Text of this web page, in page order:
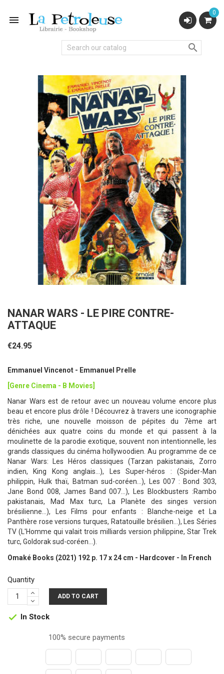

0

NANAR WARS - LE PIRE CONTRE-
ATTAQUE
€24.95
Emmanuel Vincenot - Emmanuel Prelle
[Genre Cinema - B Movies]
Nanar Wars est de retour avec un nouveau volume encore plus
beau et encore plus drôle ! Découvrez à travers une iconographie
très riche, une nouvelle moisson de pépites du 7ème art
dénichées aux quatre coins du monde et qui passent à la
moulinette de la parodie exotique, souvent non intentionnelle, les
grands classiques du cinéma hollywoodien. Au programme de ce
Nanar Wars: Les Héros classiques (Tarzan pakistanais, Zorro
indien, King Kong anglais…), Les Super-héros : (Spider-Man
philippin, Hulk thaï, Batman sud-coréen…), Les 007 : Bond 303,
Jane Bond 008, James Band 007…), Les Blockbusters :Rambo
pakistanais, Mad Max turc, La Planète des singes version
brésilienne…), Les Films pour enfants : Blanche-neige et La
Panthère rose versions turques, Ratatouille brésilien…), Les Séries
TV (L'Homme qui valait trois milliards version philippine, Star Trek
turc, Goldorak sud-coréen…).
Omaké Books (2021) 192 p. 17 x 24 cm - Hardcover - In French
Quantity
ADD TO CART
 In Stock
100% secure payments